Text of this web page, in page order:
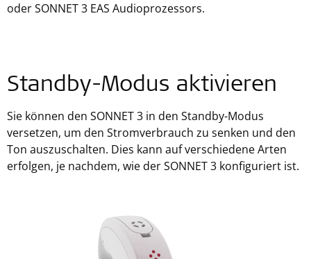
oder SONNET 3 EAS Audioprozessors.
Standby-Modus aktivieren
Sie können den SONNET 3 in den Standby-Modus
versetzen, um den Stromverbrauch zu senken und den
Ton auszuschalten. Dies kann auf verschiedene Arten
erfolgen, je nachdem, wie der SONNET 3 konfiguriert ist.